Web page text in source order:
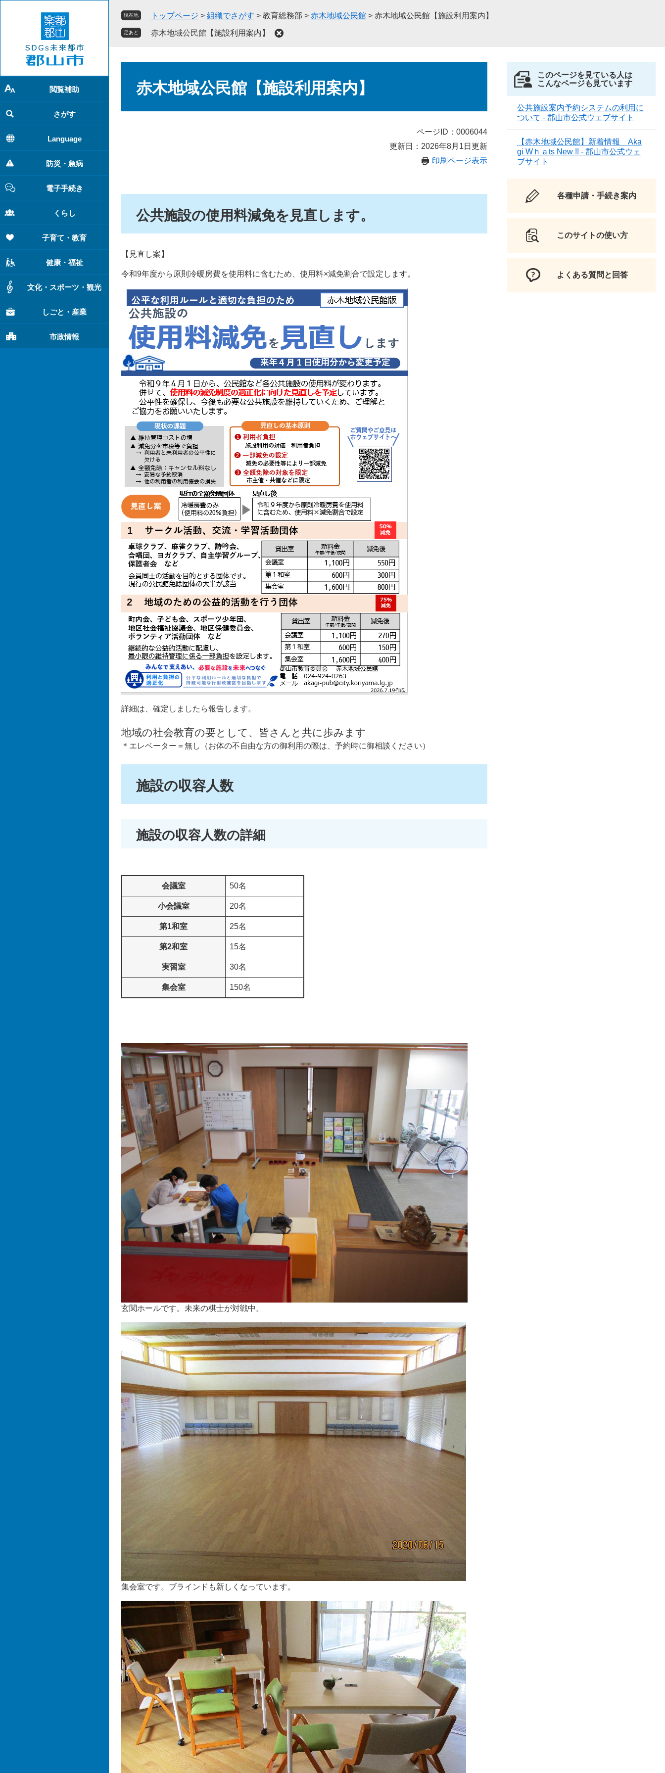
で
す
。
ば
し
て
本
文
へ
閲覧補助
さがす
Language
防災・急病
電子手続き
くらし
子育て・教育
健康・福祉
文化・スポーツ・観光
しごと・産業
市政情報
現在地 トップページ > 組織でさがす > 教育総務部 > 赤木地域公民館 > 赤木地域公民館【施設利用案内】
足あと 赤木地域公民館【施設利用案内】
赤木地域公民館【施設利用案内】
ページID：0006044
更新日：2026年8月1日更新
印刷ページ表示
公共施設の使用料減免を見直します。
【見直し案】
令和9年度から原則冷暖房費を使用料に含むため、使用料×減免割合で設定します。
詳細は、確定しましたら報告します。
地域の社会教育の要として、皆さんと共に歩みます
＊エレベーター＝無し（お体の不自由な方の御利用の際は、予約時に御相談ください）
施設の収容人数
施設の収容人数の詳細
会議室 50名
小会議室 20名
第1和室 25名
第2和室 15名
実習室 30名
集会室 150名
玄関ホールです。未来の棋士が対戦中。
集会室です。ブラインドも新しくなっています。
このページを見ている人は
こんなページも見ています
公共施設案内予約システムの利用に
ついて - 郡山市公式ウェブサイト
【赤木地域公民館】新着情報 Aka
gi Wｈａts New !! - 郡山市公式ウェ
ブサイト
各種申請・手続き案内
このサイトの使い方
よくある質問と回答